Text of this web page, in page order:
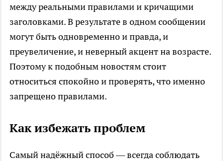
между реальными правилами и кричащими
заголовками. В результате в одном сообщении
могут быть одновременно и правда, и
преувеличение, и неверный акцент на возрасте.
Поэтому к подобным новостям стоит
относиться спокойно и проверять, что именно
запрещено правилами.
Как избежать проблем
Самый надёжный способ — всегда соблюдать